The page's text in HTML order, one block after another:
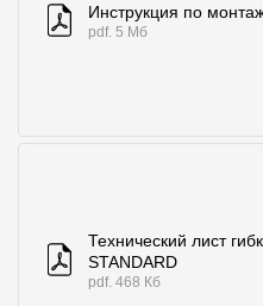
Инструкция по
pdf. 5 Мб
Технический лист
STANDARD
pdf. 468 Кб